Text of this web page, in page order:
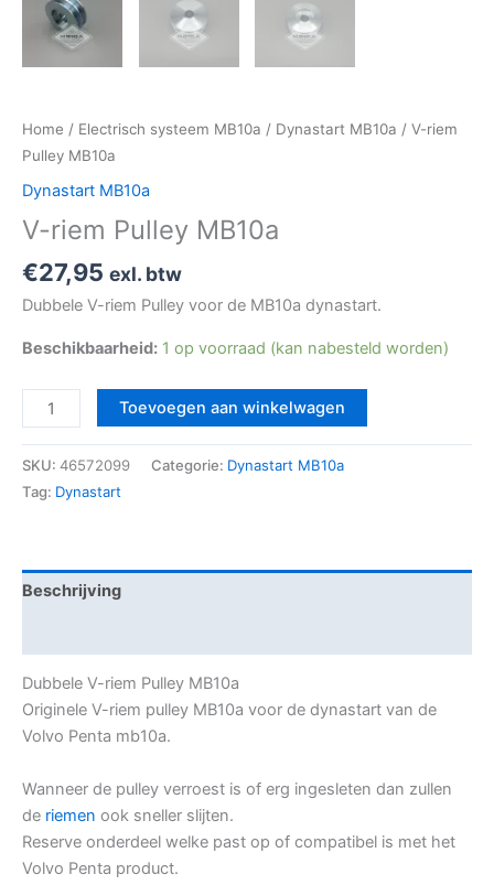
Home / Electrisch systeem MB10a / Dynastart MB10a / V-riem
Pulley MB10a
Dynastart MB10a
V-riem Pulley MB10a
€27,95 exl. btw
Dubbele V-riem Pulley voor de MB10a dynastart.
Beschikbaarheid: 1 op voorraad (kan nabesteld worden)
Toevoegen aan winkelwagen
SKU: 46572099 Categorie: Dynastart MB10a
Tag: Dynastart
Beschrijving
Dubbele V-riem Pulley MB10a
Originele V-riem pulley MB10a voor de dynastart van de
Volvo Penta mb10a.
Wanneer de pulley verroest is of erg ingesleten dan zullen
de riemen ook sneller slijten.
Reserve onderdeel welke past op of compatibel is met het
Volvo Penta product.